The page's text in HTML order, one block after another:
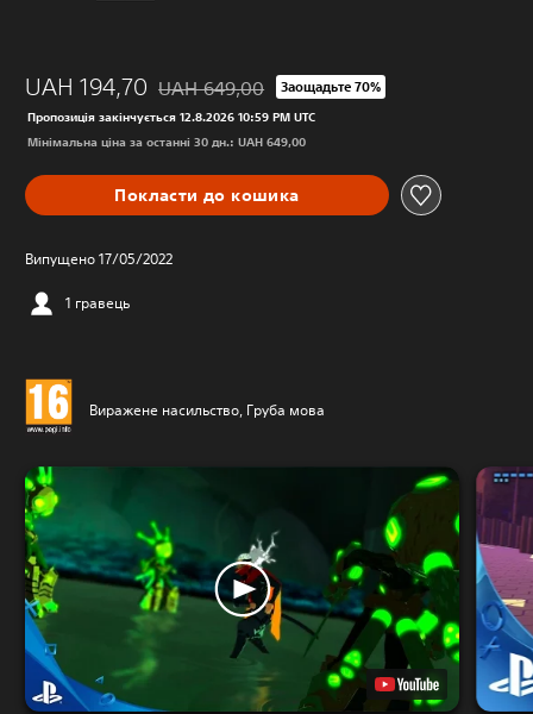
UAH 194,70 Знижка від початкової ціни UAH 649,00
UAH 649,00 Заощадьте 70%
Пропозиція закінчується 12.8.2026 10:59 PM UTC
Мінімальна ціна за останні 30 дн.: UAH 649,00
Покласти до кошика
Випущено 17/05/2022
1 гравець
Виражене насильство, Груба мова